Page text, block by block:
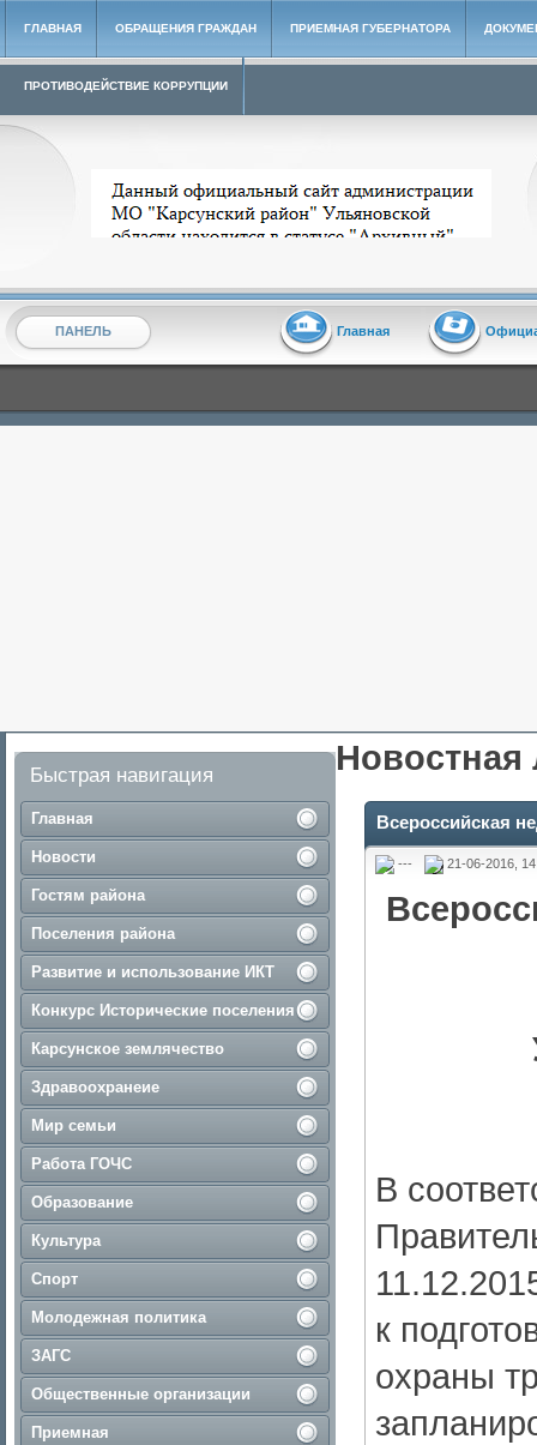
ГЛАВНАЯ ОБРАЩЕНИЯ ГРАЖДАН ПРИЕМНАЯ ГУБЕРНАТОРА
ПРОТИВОДЕЙСТВИЕ КОРРУПЦИИ
Архивный сайт администрации МО "Карсунский район"
ПАНЕЛЬ Главная
Быстрая навигация
Главная
Новости
Гостям района
Поселения района
Развитие и использование ИКТ
Конкурс Исторические поселения
Карсунское землячество
Здравоохранеие
Мир семьи
Работа ГОЧС
Образование
Культура
Спорт
Молодежная политика
ЗАГС
Общественные организации
Приемная
Новостная
Всероссийская
--- 21-06-2016,
В
к
охраны